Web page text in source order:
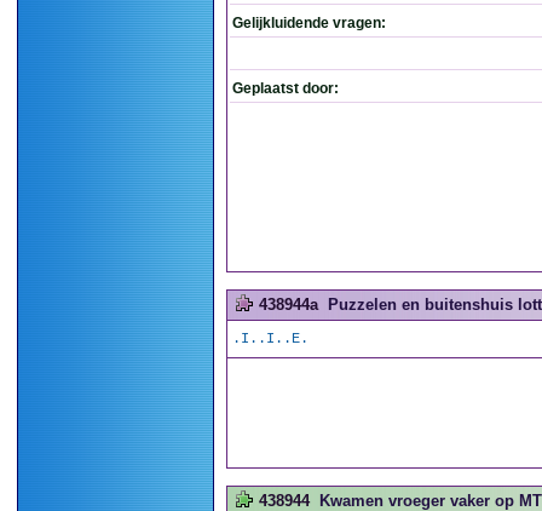
Gelijkluidende vragen:
Geplaatst door:
438944a Puzzelen en buitenshuis
.I..I..E.
438944 Kwamen vroeger vaker op